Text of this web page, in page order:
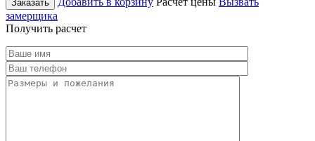
Заказать
замерщика
Получить расчет